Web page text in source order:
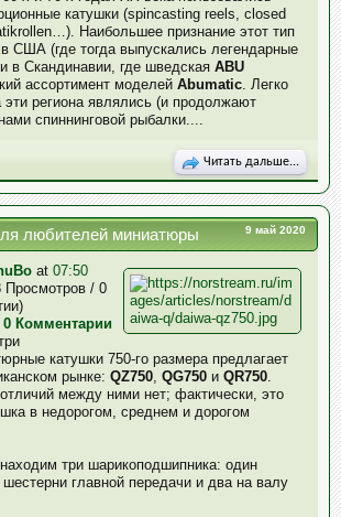
катушки (spincasting reels, closed
Наибольшее признание этот тип
США (где тогда выпускались легендарные
в Скандинавии, где шведская ABU
ассортимент моделей Abumatic. Легко
эти региона являлись (и продолжают
спиннинговой рыбалки....
Читать дальше...
9 май 2020
любителей миниатюры
at 07:50
Просмотров / 0
0 Комментарии
катушки 750-го размера предлагает
рынке: QZ750, QG750 и QR750.
между ними нет; фактически, это
в недорогом, среднем и дорогом
три шарикоподшипника: один
главной передачи и два на валу